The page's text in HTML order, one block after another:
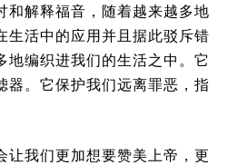
和解释福音，随着越来越多地
生活中的应用并且据此驳斥错
地编织进我们的生活之中。它
器。它保护我们远离罪恶，指
让我们更加想要赞美上帝，更